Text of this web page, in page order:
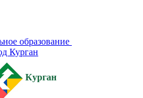
образование
Курган
Курган